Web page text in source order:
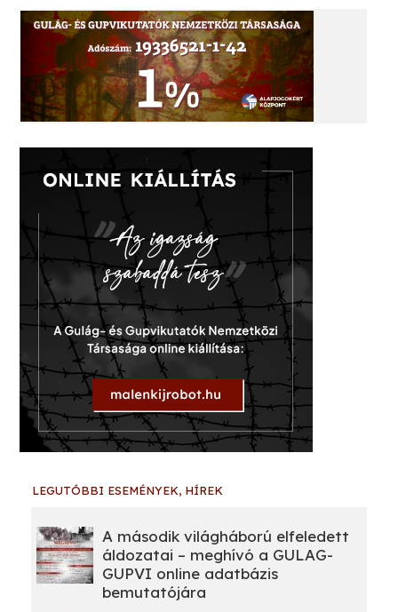
LEGUTÓBBI ESEMÉNYEK, HÍREK
A második világháború elfeledett
áldozatai – meghívó a GULAG-
GUPVI online adatbázis
bemutatójára